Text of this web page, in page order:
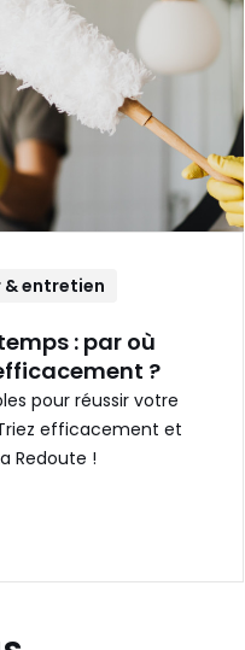
entretien
: par où
?
pour réussir votre
efficacement et
Redoute !